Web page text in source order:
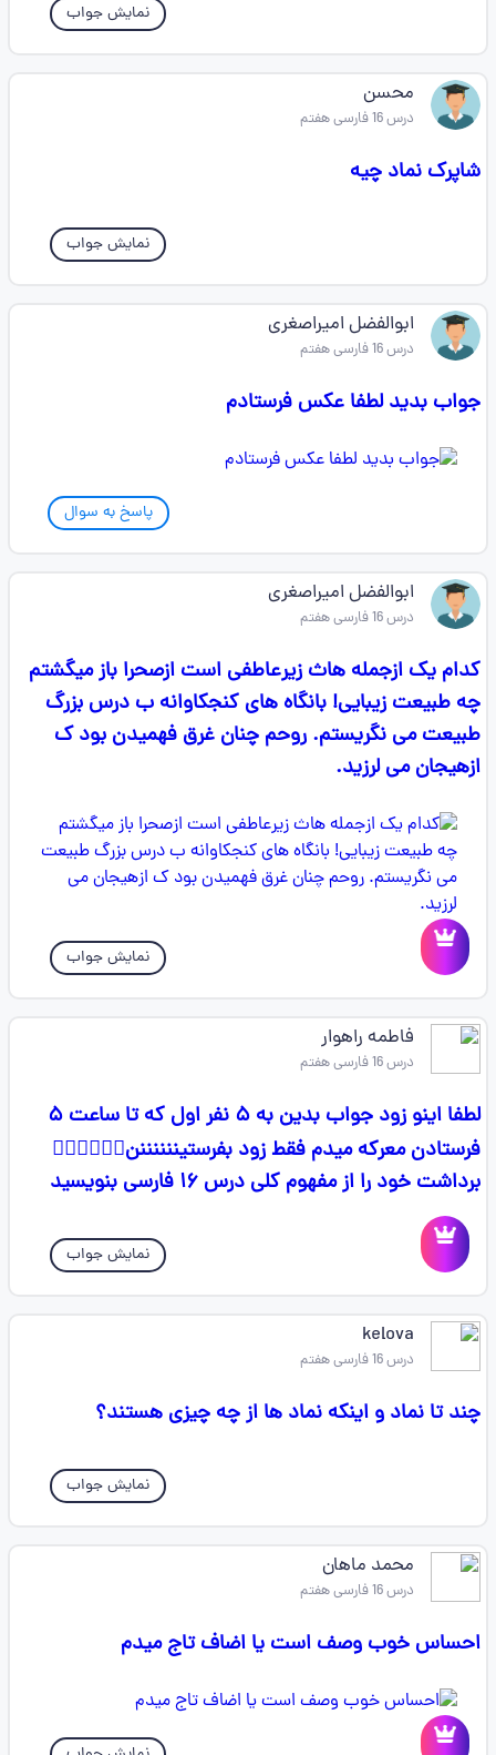
نمایش جواب
محسن
درس 16 فارسی هفتم
شاپرک نماد چیه
نمایش جواب
ابوالفضل امیراصغری
درس 16 فارسی هفتم
جواب بدید لطفا عکس فرستادم
پاسخ به سوال
ابوالفضل امیراصغری
درس 16 فارسی هفتم
کدام یک ازجمله هاث زیرعاطفی است ازصحرا باز میگشتم
چه طبیعت زیبایی! بانگاه های کنجکاوانه ب درس بزرگ
طبیعت می نگریستم. روحم چنان غرق فهمیدن بود ک
ازهیجان می لرزید.
نمایش جواب
فاطمه راهوار
درس 16 فارسی هفتم
لطفا اینو زود جواب بدین به ۵ نفر اول که تا ساعت ۵
فرستادن معرکه میدم فقط زود بفرستیننننننن👇🏻👇🏻👇🏻
برداشت خود را از مفهوم کلی درس ۱۶ فارسی بنویسید
نمایش جواب
kelova
درس 16 فارسی هفتم
چند تا نماد و اینکه نماد ها از چه چیزی هستند؟
نمایش جواب
محمد ماهان
درس 16 فارسی هفتم
احساس خوب وصف است یا اضاف تاج میدم